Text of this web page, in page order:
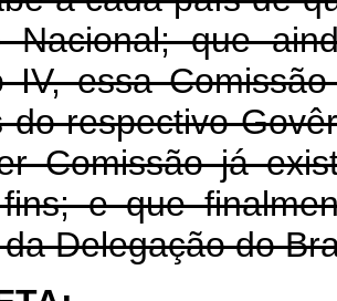
Nacional; que
IV, essa
do respectivo
Comissão já
e que
Delegação do